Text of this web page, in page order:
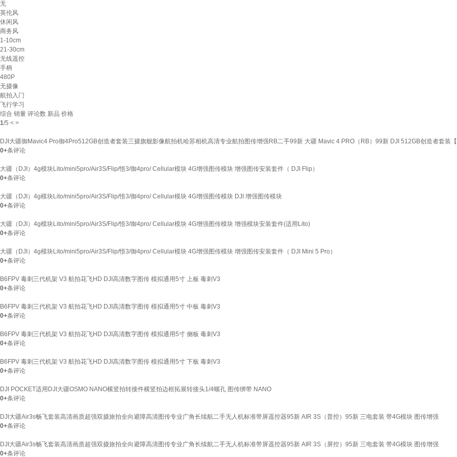
无
英伦风
休闲风
商务风
1-10cm
21-30cm
无线遥控
手柄
480P
无摄像
航拍入门
飞行学习
综合 销量 评论数 新品 价格
1/5 < >
DJI大疆御Mavic4 Pro御4Pro512GB创造者套装三摄旗舰影像航拍机哈苏相机高清专业航拍图传增强RB二手99新 大疆 Mavic 4 PRO（RB）99新 DJI 512GB创造者套装
0+条评论
大疆（DJI）4g模块Lito/mini5pro/Air3S/Flip/悟3/御4pro/ Cellular模块 4G增强图传模块 增强图传安装套件（ DJI Flip）
0+条评论
大疆（DJI）4g模块Lito/mini5pro/Air3S/Flip/悟3/御4pro/ Cellular模块 4G增强图传模块 DJI 增强图传模块
0+条评论
大疆（DJI）4g模块Lito/mini5pro/Air3S/Flip/悟3/御4pro/ Cellular模块 4G增强图传模块 增强模块安装套件(适用Lito)
0+条评论
大疆（DJI）4g模块Lito/mini5pro/Air3S/Flip/悟3/御4pro/ Cellular模块 4G增强图传模块 增强图传安装套件（ DJI Mini 5 Pro）
0+条评论
B6FPV 毒刺三代机架 V3 航拍花飞HD DJI高清数字图传 模拟通用5寸 上板 毒刺V3
0+条评论
B6FPV 毒刺三代机架 V3 航拍花飞HD DJI高清数字图传 模拟通用5寸 中板 毒刺V3
0+条评论
B6FPV 毒刺三代机架 V3 航拍花飞HD DJI高清数字图传 模拟通用5寸 侧板 毒刺V3
0+条评论
B6FPV 毒刺三代机架 V3 航拍花飞HD DJI高清数字图传 模拟通用5寸 下板 毒刺V3
0+条评论
DJI POCKET适用DJI大疆OSMO NANO横竖拍转接件横竖拍边框拓展转接头1/4螺孔 图传绑带 NANO
0+条评论
DJI大疆Air3s畅飞套装高清画质超强双摄旅拍全向避障高清图传专业广角长续航二手无人机标准带屏遥控器95新 AIR 3S（普控）95新 三电套装 带4G模块 图传增强
0+条评论
DJI大疆Air3s畅飞套装高清画质超强双摄旅拍全向避障高清图传专业广角长续航二手无人机标准带屏遥控器95新 AIR 3S（屏控）95新 三电套装 带4G模块 图传增强
0+条评论